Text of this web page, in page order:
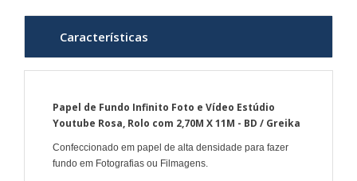
Características
Papel de Fundo Infinito Foto e Vídeo Estúdio
Youtube Rosa, Rolo com 2,70M X 11M - BD / Greika
Confeccionado em papel de alta densidade para fazer
fundo em Fotografias ou Filmagens.